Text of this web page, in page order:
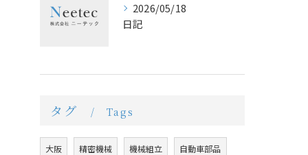
2026/05/18
日記
タグ Tags
大阪 精密機械 機械組立 自動車部品